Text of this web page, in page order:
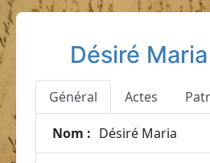
Désiré
Général Actes
Nom : Désiré Maria